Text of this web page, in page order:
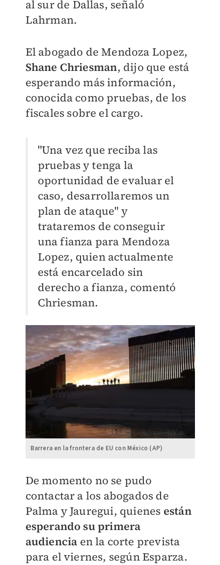
al sur de Dallas, señaló
Lahrman.
El abogado de Mendoza Lopez,
Shane Chriesman, dijo que está
esperando más información,
conocida como pruebas, de los
fiscales sobre el cargo.
"Una vez que reciba las
pruebas y tenga la
oportunidad de evaluar el
caso, desarrollaremos un
plan de ataque" y
trataremos de conseguir
una fianza para Mendoza
Lopez, quien actualmente
está encarcelado sin
derecho a fianza, comentó
Chriesman.
Barrera en la frontera de EU con México (AP)
De momento no se pudo
contactar a los abogados de
Palma y Jauregui, quienes están
esperando su primera
audiencia en la corte prevista
para el viernes, según Esparza.